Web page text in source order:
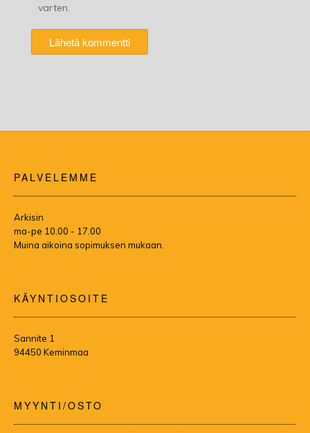
varten.
PALVELEMME
Arkisin
ma-pe 10.00 - 17.00
Muina aikoina sopimuksen mukaan.
KÄYNTIOSOITE
Sannite 1
94450 Keminmaa
MYYNTI/OSTO